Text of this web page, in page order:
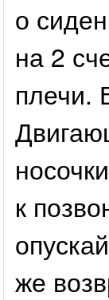
о
на 2
плечи.
к
же